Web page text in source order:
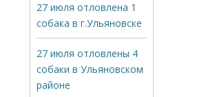
27 июля отловлена 1
собака в г.Ульяновске
27 июля отловлены 4
собаки в Ульяновском
районе